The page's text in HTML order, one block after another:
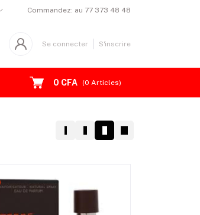
Commandez: au 77 373 48 48
Se connecter S'inscrire
0 CFA (0 Articles)